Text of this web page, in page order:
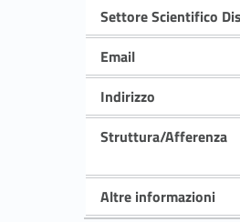
Settore Scientifico
Email
Indirizzo
Struttura/Afferenza
Altre informazioni